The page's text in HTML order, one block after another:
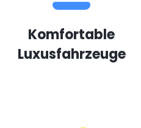
Komfortable
Luxusfahrzeuge